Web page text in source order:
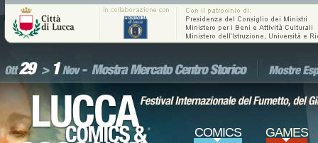
COMICS GAMES